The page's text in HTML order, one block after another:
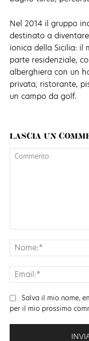
Nel 2014 il gruppo
destinato a
ionica della Sicilia: il
parte residenziale,
alberghiera con un
privata, ristorante,
un campo da golf.
LASCIA UN
Salva il mio nome,
per il mio prossimo